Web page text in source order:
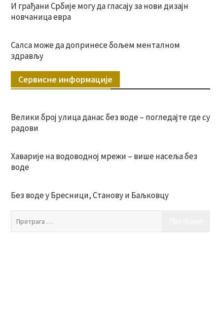
И грађани Србије могу да гласају за нови дизајн
новчаница евра
Салса може да допринесе бољем менталном
здрављу
Сервисне информације
Велики број улица данас без воде – погледајте где су
радови
Хаварије на водоводној мрежи – више насеља без
воде
Без воде у Бресници, Станову и Баљковцу